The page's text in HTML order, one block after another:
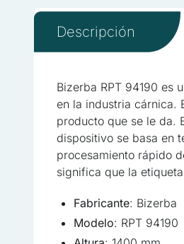
Descripción
Bizerba RPT 94190 es
en la industria cárnica.
producto que se le da.
dispositivo se basa en
procesamiento rápido
significa que la
Fabricante: Bizerba
Modelo: RPT 94190